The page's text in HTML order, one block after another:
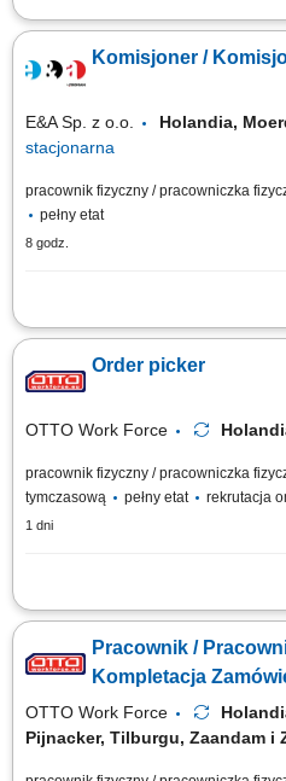
Chcesz zacząć pracę za granicą i
konkurencyjne wynagrodzenie,
wsparcie na każdym etapie pracy.
Komisjoner /
E&A Sp. z o.o. Holandia,
stacjonarna
pracownik fizyczny / pracowniczka
pełny etat
8 godz.
Zakres obowiązków: pakowanie i
miejscu) przepakowywanie,
przyjmowanie zwrotów; kontrola
Order picker
OTTO Work Force
pracownik fizyczny / pracowniczka
tymczasową
pełny etat rekrutacja
1 dni
Twoje codzienne zadania Pracujesz w
za pomocą ręcznego skanera;
pojemników; Podnosić produkty o
Pracownik /
Kompletacja
OTTO Work Force
Pijnacker, Tilburgu, Zaandam i